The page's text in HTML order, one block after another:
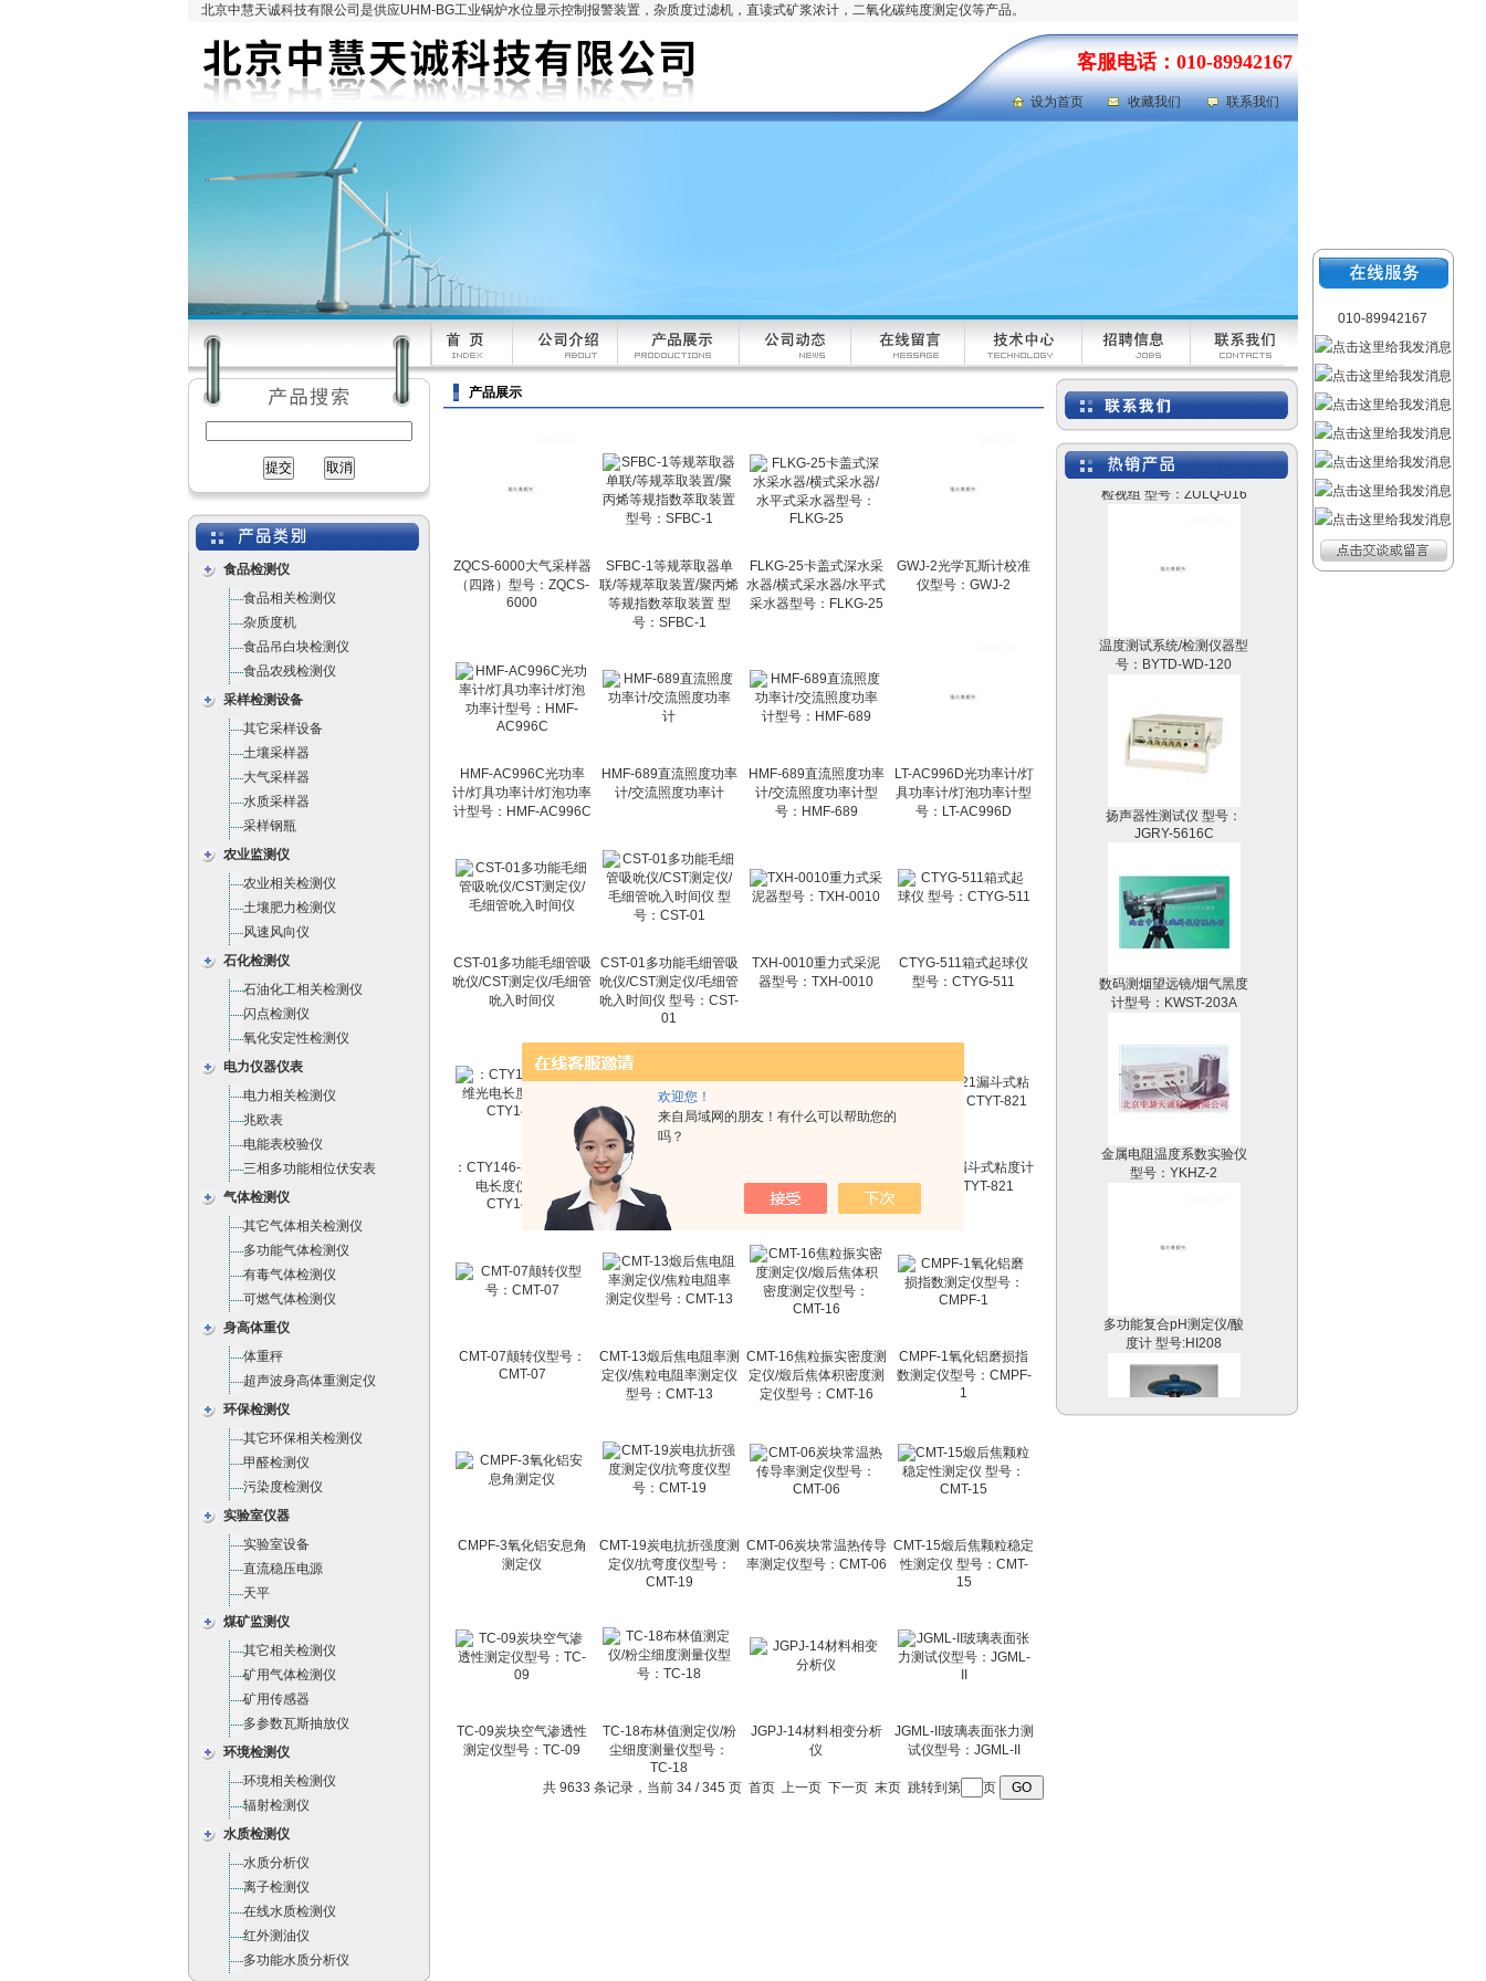
欢迎您！
来自局域网的朋友！有什么可以帮助您的
吗？
北京中慧天诚科技有限公司是供应UHM-BG工业锅炉水位显示控制报警装置，杂质度过滤机，直读式矿浆浓计，二氧化碳纯度测定仪等产品。
客服电话：010-89942167
设为首页 收藏我们 联系我们
食品检测仪
食品相关检测仪
杂质度机
食品吊白块检测仪
食品农残检测仪
采样检测设备
其它采样设备
土壤采样器
大气采样器
水质采样器
采样钢瓶
农业监测仪
农业相关检测仪
土壤肥力检测仪
风速风向仪
石化检测仪
石油化工相关检测仪
闪点检测仪
氧化安定性检测仪
电力仪器仪表
电力相关检测仪
兆欧表
电能表校验仪
三相多功能相位伏安表
气体检测仪
其它气体相关检测仪
多功能气体检测仪
有毒气体检测仪
可燃气体检测仪
身高体重仪
体重秤
超声波身高体重测定仪
环保检测仪
其它环保相关检测仪
甲醛检测仪
污染度检测仪
实验室仪器
实验室设备
直流稳压电源
天平
煤矿监测仪
其它相关检测仪
矿用气体检测仪
矿用传感器
多参数瓦斯抽放仪
环境检测仪
环境相关检测仪
辐射检测仪
水质检测仪
水质分析仪
离子检测仪
在线水质检测仪
红外测油仪
多功能水质分析仪
产品展示
ZQCS-6000大气采样器
（四路）型号：ZQCS-
6000
SFBC-1等规萃取器单
联/等规萃取装置/聚丙烯
等规指数萃取装置 型
号：SFBC-1
FLKG-25卡盖式深水采
水器/横式采水器/水平式
采水器型号：FLKG-25
GWJ-2光学瓦斯计校准
仪型号：GWJ-2
HMF-AC996C光功率
计/灯具功率计/灯泡功率
计型号：HMF-AC996C
HMF-689直流照度功率
计/交流照度功率计
HMF-689直流照度功率
计/交流照度功率计型
号：HMF-689
LT-AC996D光功率计/灯
具功率计/灯泡功率计型
号：LT-AC996D
CST-01多功能毛细管吸
吮仪/CST测定仪/毛细管
吮入时间仪
CST-01多功能毛细管吸
吮仪/CST测定仪/毛细管
吮入时间仪 型号：CST-
01
TXH-0010重力式采泥
器型号：TXH-0010
CTYG-511箱式起球仪
型号：CTYG-511
：CTY146-3B棉纤维光
电长度仪型号：
CTY146-3B
CTY-175便携式棉纤维
气流仪/马克隆值仪型
号：CTY-175
维长度分析仪 型号：
CTY-131
CTYT-821漏斗式粘度计
型号：CTYT-821
CMT-07颠转仪型号：
CMT-07
CMT-13煅后焦电阻率测
定仪/焦粒电阻率测定仪
型号：CMT-13
CMT-16焦粒振实密度测
定仪/煅后焦体积密度测
定仪型号：CMT-16
CMPF-1氧化铝磨损指
数测定仪型号：CMPF-
1
CMPF-3氧化铝安息角
测定仪
CMT-19炭电抗折强度测
定仪/抗弯度仪型号：
CMT-19
CMT-06炭块常温热传导
率测定仪型号：CMT-06
CMT-15煅后焦颗粒稳定
性测定仪 型号：CMT-
15
TC-09炭块空气渗透性
测定仪型号：TC-09
TC-18布林值测定仪/粉
尘细度测量仪型号：
TC-18
JGPJ-14材料相变分析
仪
JGML-II玻璃表面张力测
试仪型号：JGML-II
共 9633 条记录，当前 34 / 345 页 首页 上一页 下一页 末页 跳转到第 页
液体色度色差仪|废水色度
色差仪 型号：QSWT-
水箱检漏仪|水箱压力测漏
检视组 型号：ZULQ-016
号：BYTD-WD-120
JGRY-5616C
计型号：KWST-203A
型号：YKHZ-2
度计 型号:HI208
010-89942167